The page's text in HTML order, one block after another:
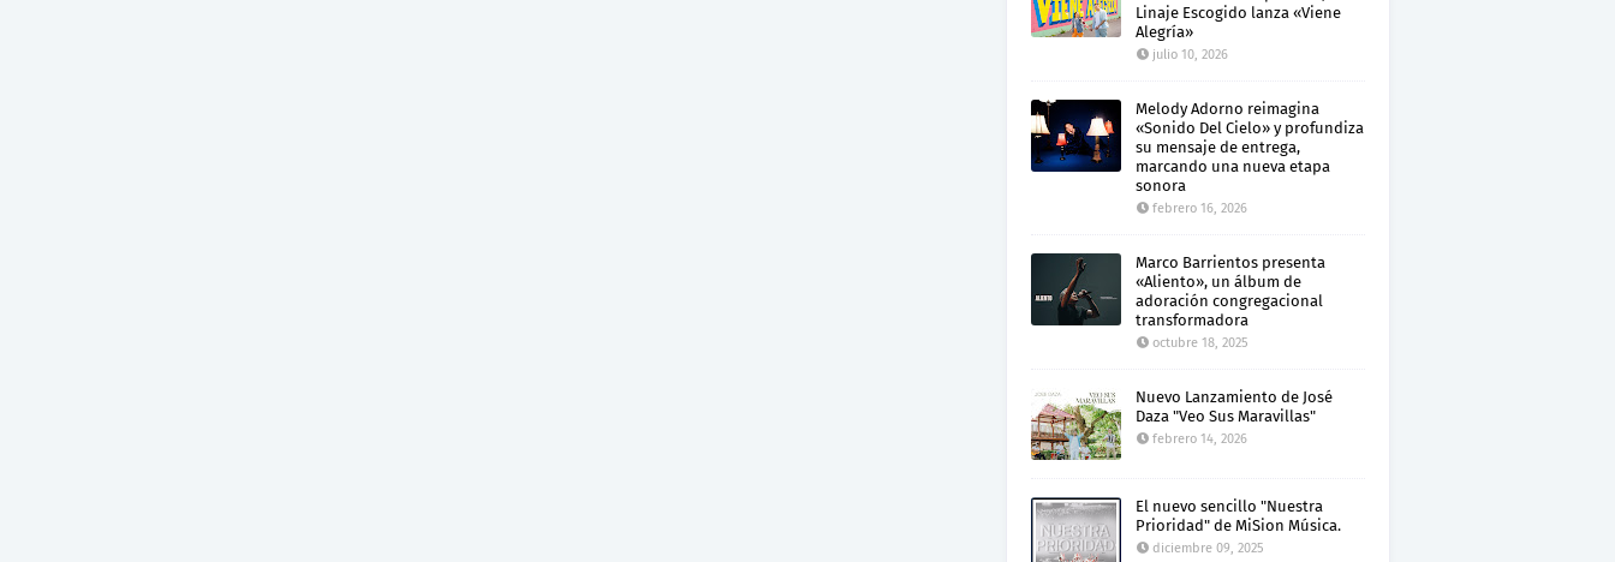
Linaje Escogido lanza «Viene
Alegría»
julio 10, 2026
Melody Adorno reimagina
«Sonido Del Cielo» y profundiza
su mensaje de entrega,
marcando una nueva etapa
sonora
febrero 16, 2026
Marco Barrientos presenta
«Aliento», un álbum de
adoración congregacional
transformadora
octubre 18, 2025
Nuevo Lanzamiento de José
Daza "Veo Sus Maravillas"
febrero 14, 2026
El nuevo sencillo "Nuestra
Prioridad" de MiSion Música.
diciembre 09, 2025